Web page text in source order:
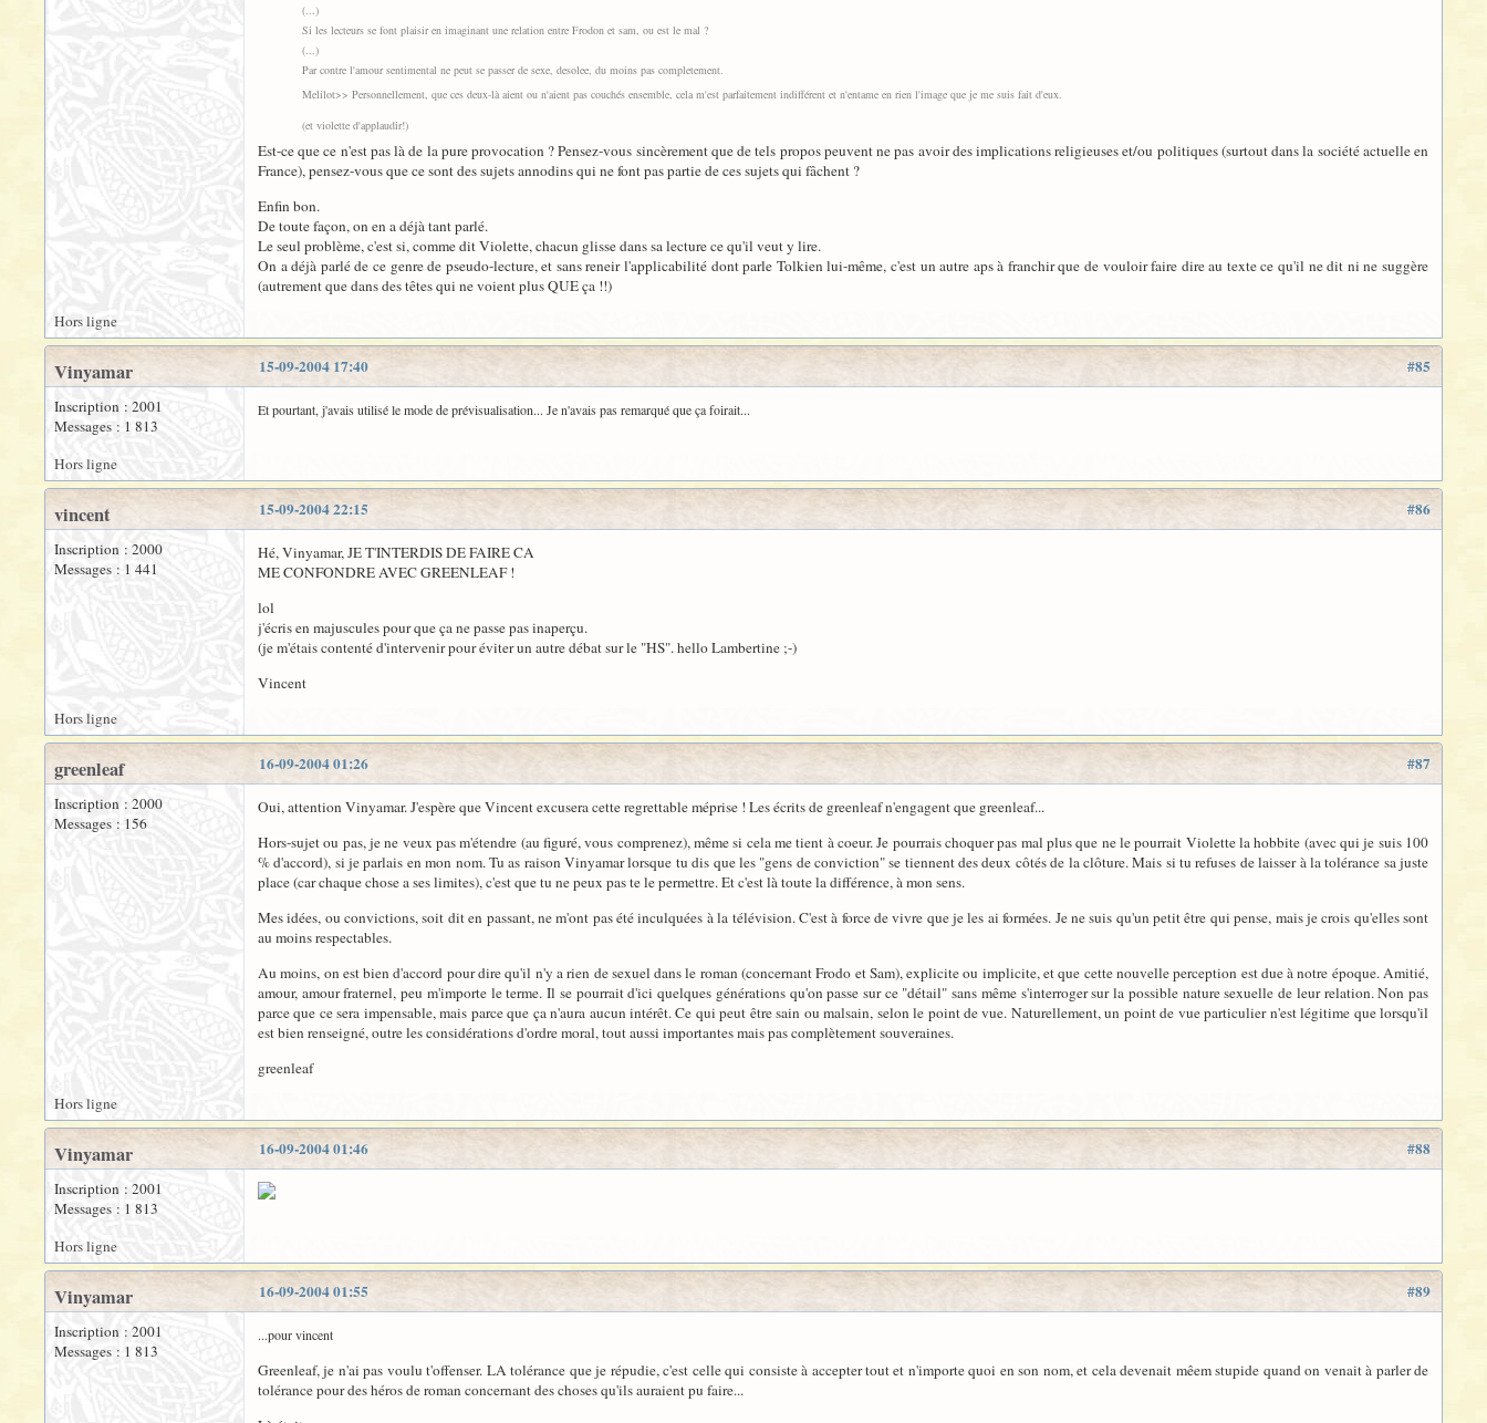
(...)
Si les lecteurs se font plaisir en imaginant une relation entre Frodon et sam, ou est le mal ?
(...)
Par contre l'amour sentimental ne peut se passer de sexe, desolee, du moins pas completement.
Melilot>> Personnellement, que ces deux-là aient ou n'aient pas couchés ensemble, cela m'est parfaitement indifférent et n'entame en rien l'image que je me suis fait d'eux.
(et violette d'applaudir!)
Est-ce que ce n'est pas là de la pure provocation ? Pensez-vous sincèrement que de tels propos peuvent ne pas avoir des implications religieuses et/ou politiques (surtout dans la société actuelle en
France), pensez-vous que ce sont des sujets annodins qui ne font pas partie de ces sujets qui fâchent ?
Enfin bon.
De toute façon, on en a déjà tant parlé.
Le seul problème, c'est si, comme dit Violette, chacun glisse dans sa lecture ce qu'il veut y lire.
On a déjà parlé de ce genre de pseudo-lecture, et sans reneir l'applicabilité dont parle Tolkien lui-même, c'est un autre aps à franchir que de vouloir faire dire au texte ce qu'il ne dit ni ne suggère
(autrement que dans des têtes qui ne voient plus QUE ça !!)
Hors ligne
#85
15-09-2004 17:40
Vinyamar
Inscription : 2001
Messages : 1 813
Et pourtant, j'avais utilisé le mode de prévisualisation... Je n'avais pas remarqué que ça foirait...
Hors ligne
#86
15-09-2004 22:15
vincent
Inscription : 2000
Messages : 1 441
Hé, Vinyamar, JE T'INTERDIS DE FAIRE CA
ME CONFONDRE AVEC GREENLEAF !
lol
j'écris en majuscules pour que ça ne passe pas inaperçu.
(je m'étais contenté d'intervenir pour éviter un autre débat sur le "HS". hello Lambertine ;-)
Vincent
Hors ligne
#87
16-09-2004 01:26
greenleaf
Inscription : 2000
Messages : 156
Oui, attention Vinyamar. J'espère que Vincent excusera cette regrettable méprise ! Les écrits de greenleaf n'engagent que greenleaf...
Hors-sujet ou pas, je ne veux pas m'étendre (au figuré, vous comprenez), même si cela me tient à coeur. Je pourrais choquer pas mal plus que ne le pourrait Violette la hobbite (avec qui je suis 100
% d'accord), si je parlais en mon nom. Tu as raison Vinyamar lorsque tu dis que les "gens de conviction" se tiennent des deux côtés de la clôture. Mais si tu refuses de laisser à la tolérance sa juste
place (car chaque chose a ses limites), c'est que tu ne peux pas te le permettre. Et c'est là toute la différence, à mon sens.
Mes idées, ou convictions, soit dit en passant, ne m'ont pas été inculquées à la télévision. C'est à force de vivre que je les ai formées. Je ne suis qu'un petit être qui pense, mais je crois qu'elles sont
au moins respectables.
Au moins, on est bien d'accord pour dire qu'il n'y a rien de sexuel dans le roman (concernant Frodo et Sam), explicite ou implicite, et que cette nouvelle perception est due à notre époque. Amitié,
amour, amour fraternel, peu m'importe le terme. Il se pourrait d'ici quelques générations qu'on passe sur ce "détail" sans même s'interroger sur la possible nature sexuelle de leur relation. Non pas
parce que ce sera impensable, mais parce que ça n'aura aucun intérêt. Ce qui peut être sain ou malsain, selon le point de vue. Naturellement, un point de vue particulier n'est légitime que lorsqu'il
est bien renseigné, outre les considérations d'ordre moral, tout aussi importantes mais pas complètement souveraines.
greenleaf
Hors ligne
#88
16-09-2004 01:46
Vinyamar
Inscription : 2001
Messages : 1 813
Hors ligne
#89
16-09-2004 01:55
Vinyamar
Inscription : 2001
Messages : 1 813
...pour vincent
Greenleaf, je n'ai pas voulu t'offenser. LA tolérance que je répudie, c'est celle qui consiste à accepter tout et n'importe quoi en son nom, et cela devenait mêem stupide quand on venait à parler de
tolérance pour des héros de roman concernant des choses qu'ils auraient pu faire...